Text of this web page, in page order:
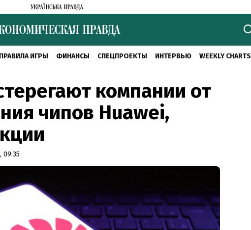
ПРАВИЛА ИГРЫ ФИНАНСЫ СПЕЦПРОЕКТЫ ИНТЕРВЬЮ WEEKLY CHARTS
компании от
чипов Huawei,
09:35